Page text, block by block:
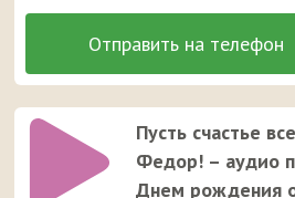
Пусть счастье
Федор! – аудио
Днем рождения